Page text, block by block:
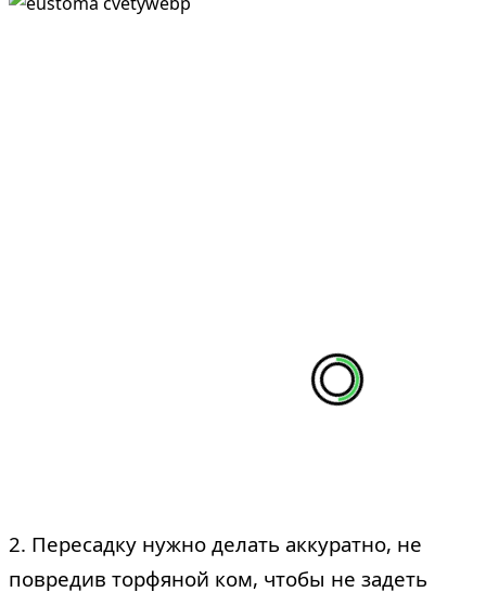
2. Пересадку нужно делать аккуратно, не
повредив торфяной ком, чтобы не задеть